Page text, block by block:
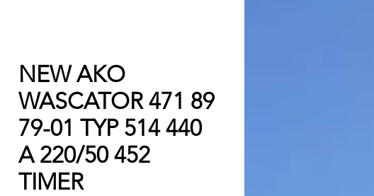
NEW AKO
WASCATOR 471 89
79-01 TYP 514 440
A 220/50 452
TIMER